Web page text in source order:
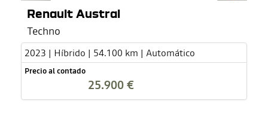
Renault Austral
Techno
2023 | Híbrido | 54.100 km | Automático
Precio al contado
25.900 €